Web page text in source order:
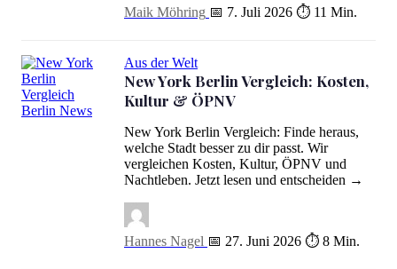
Maik Möhring 📅 7. Juli 2026 ⏱ 11 Min.
New York Berlin Vergleich: Kosten, Kultur & ÖPNV
Aus der Welt
New York Berlin Vergleich: Kosten,
Kultur & ÖPNV
New York Berlin Vergleich: Finde heraus,
welche Stadt besser zu dir passt. Wir
vergleichen Kosten, Kultur, ÖPNV und
Nachtleben. Jetzt lesen und entscheiden →
Hannes Nagel 📅 27. Juni 2026 ⏱ 8 Min.